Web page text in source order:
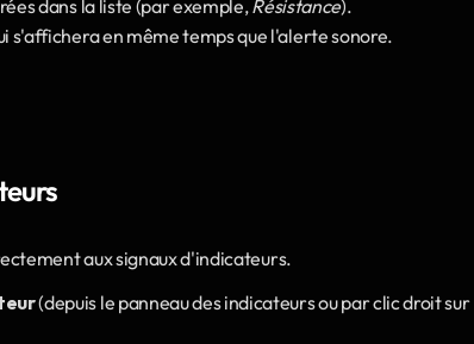
dans la liste (par exemple, Résistance).
s'affichera en même temps que l'alerte sonore.
aux signaux d'indicateurs.
(depuis le panneau des indicateurs ou par clic droit sur